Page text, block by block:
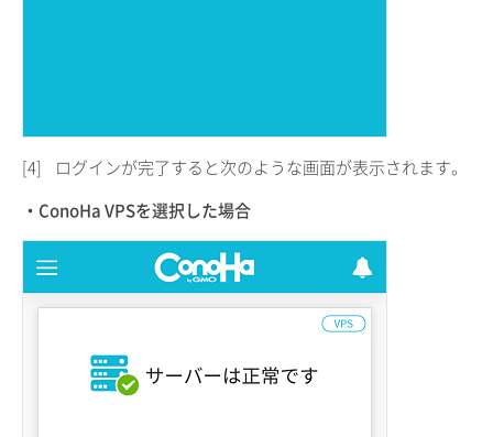
[4]
ログインが完了すると次のような画面が表示されます。
・ConoHa VPSを選択した場合